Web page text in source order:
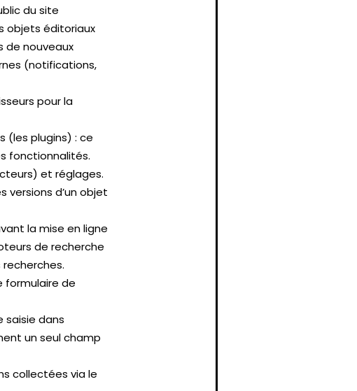
du site
objets éditoriaux
de nouveaux
(notifications,
pour la
(les plugins) : ce
fonctionnalités.
et réglages.
versions d’un objet
la mise en ligne
de recherche
formulaire de
saisie dans
un seul champ
collectées via le